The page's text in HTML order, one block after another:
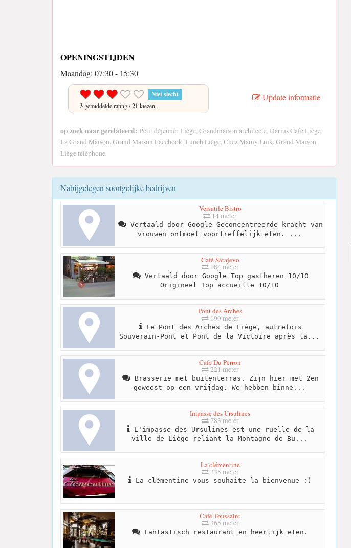
OPENINGSTIJDEN
Maandag: 07:30 - 15:30
Niet slecht
3 gemiddelde rating /21 kiezen.
Update informatie
op zoek naar gerelateerd: Petit déjeuner Liège, Grandmaison architecte, Darius Café Liege,
La Grand Maison, Grand Maison Facebook, Lunch Liège, Chez Mamy Luik, Grand Maison
Liège téléphone
Nabijgelegen soortgelijke bedrijven
Versatile Bistro
14 meter
Vertaald door Google Geconcentreerde kracht van
vrouwen ontmoet voortreffelijk eten. ...
Café Sarajevo
184 meter
Vertaald door Google Top gastheren 10/10
Origineel Top accueille 10/10
Pont des Arches
199 meter
Le Pont des Arches de Liège, autrefois
Souverain-Pont et Pont de la Victoire après la...
Cafe Du Perron
221 meter
Brasserie met buitenterras. Zijn hier met 2en
geweest op een vrijdag. We hebben binne...
Impasse des Ursulines
283 meter
L'impasse des Ursulines est une ruelle de la
ville de Liège reliant la Montagne de Bu...
La clémentine
335 meter
La clémentine vous souhaite la bienvenue :)
Café Toussaint
365 meter
Fantastisch restaurant en heerlijk eten.